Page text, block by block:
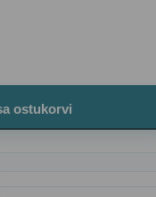
ostukorvi